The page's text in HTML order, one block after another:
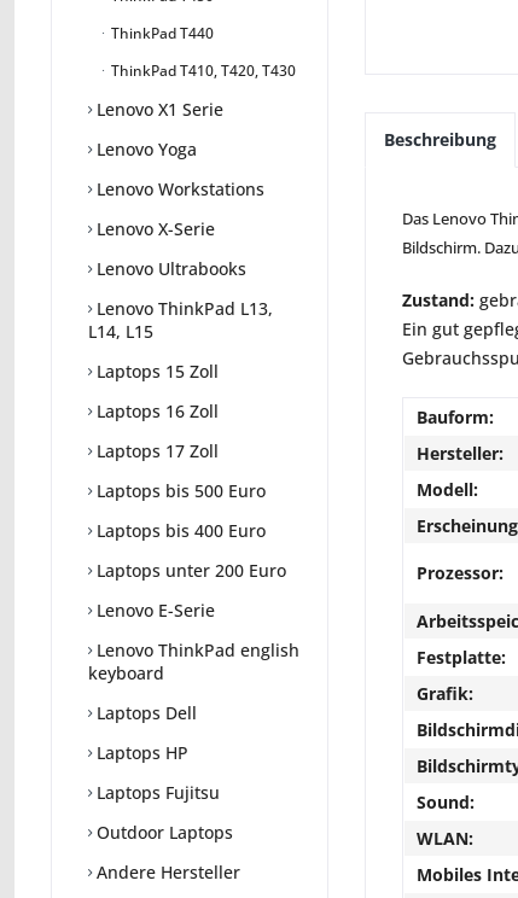
ThinkPad T440
ThinkPad T410, T420, T430
Lenovo X1 Serie
Lenovo Yoga
Lenovo Workstations
Lenovo X-Serie
Lenovo Ultrabooks
Lenovo ThinkPad L13,
L14, L15
Laptops 15 Zoll
Laptops 16 Zoll
Laptops 17 Zoll
Laptops bis 500 Euro
Laptops bis 400 Euro
Laptops unter 200 Euro
Lenovo E-Serie
Lenovo ThinkPad english
keyboard
Laptops Dell
Laptops HP
Laptops Fujitsu
Outdoor Laptops
Andere Hersteller
Beschreibung
Das Lenovo
Bildschirm.
Zustand:
Ein gut
Bauform:
Hersteller:
Modell:
Prozessor:
Festplatte:
Grafik:
Sound:
WLAN:
Mobiles